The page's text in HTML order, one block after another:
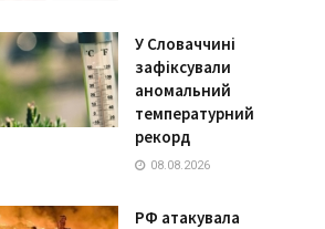
У Словаччині
зафіксували
аномальний
температурний
рекорд
08.08.2026
РФ атакувала